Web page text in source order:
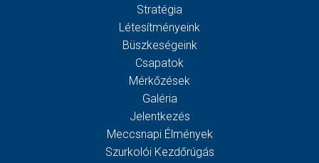
Stratégia
Létesítményeink
Büszkeségeink
Csapatok
Mérkőzések
Galéria
Jelentkezés
Meccsnapi Élmények
Szurkolói Kezdőrúgás